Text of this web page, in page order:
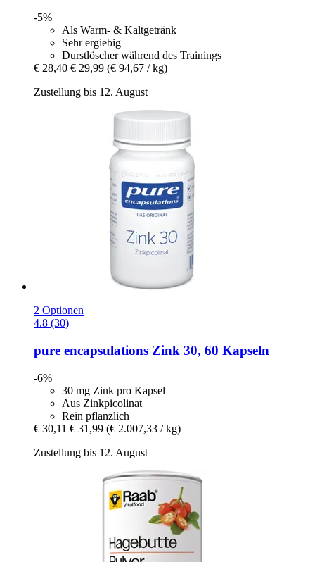
-5%
Als Warm- & Kaltgetränk
Sehr ergiebig
Durstlöscher während des Trainings
€ 28,40 € 29,99 (€ 94,67 / kg)
Zustellung bis 12. August
2 Optionen
4.8 (30)
pure encapsulations Zink 30, 60 Kapseln
-6%
30 mg Zink pro Kapsel
Aus Zinkpicolinat
Rein pflanzlich
€ 30,11 € 31,99 (€ 2.007,33 / kg)
Zustellung bis 12. August